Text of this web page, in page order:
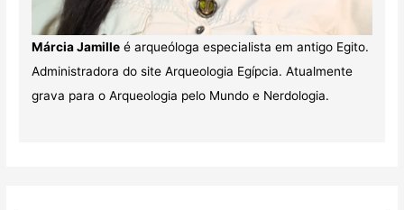
Márcia Jamilleé arqueóloga especialista em antigo Egito.
Administradora do site Arqueologia Egípcia. Atualmente
grava para o Arqueologia pelo Mundo e Nerdologia.